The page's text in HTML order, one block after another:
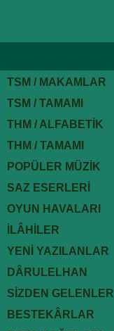
TSM / MAKAMLAR
TSM / TAMAMI
THM / ALFABETİK
THM / TAMAMI
POPÜLER MÜZİK
SAZ ESERLERİ
OYUN HAVALARI
İLÂHİLER
YENİ YAZILANLAR
DÂRULELHAN
SİZDEN GELENLER
BESTEKÂRLAR